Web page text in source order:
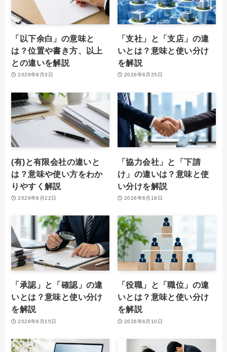
「以下余白」の意味と
は？位置や書き方、以上
との違いを解説
2026年8月3日
「支社」と「支店」の違
いとは？意味と使い分け
を解説
2026年6月25日
(有)と有限会社の違いと
は？意味や使い方をわか
りやすく解説
2026年6月22日
「協力会社」と「下請
け」の違いは？意味と使
い分けを解説
2026年6月18日
「承認」と「確認」の違
いとは？意味と使い分け
を解説
2026年6月15日
「役職」と「職位」の違
いとは？意味と使い分け
を解説
2026年6月10日